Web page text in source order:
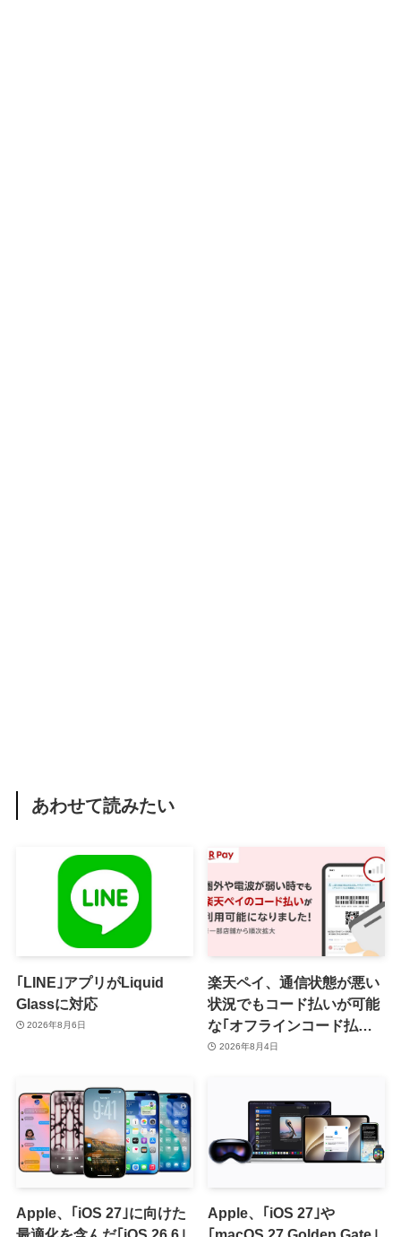
あわせて読みたい
｢LINE｣アプリがLiquid
Glassに対応
2026年8月6日
楽天ペイ、通信状態が悪い
状況でもコード払いが可能
な｢オフラインコード払い｣
を提供開始 ｰ まずはiOS版
2026年8月4日
Apple、｢iOS 27｣に向けた
Apple、｢iOS 27｣や